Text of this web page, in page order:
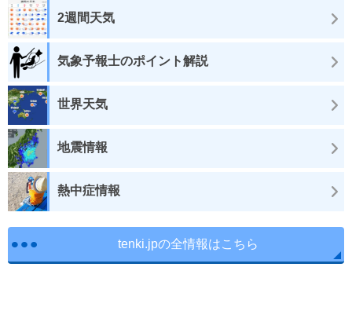
2週間天気
気象予報士のポイント解説
世界天気
地震情報
熱中症情報
tenki.jpの全情報はこちら